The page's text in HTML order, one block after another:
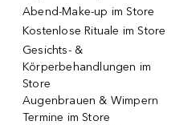
Abend-Make-up im Store
Kostenlose Rituale im Store
Gesichts- &
Körperbehandlungen im
Store
Augenbrauen & Wimpern
Termine im Store